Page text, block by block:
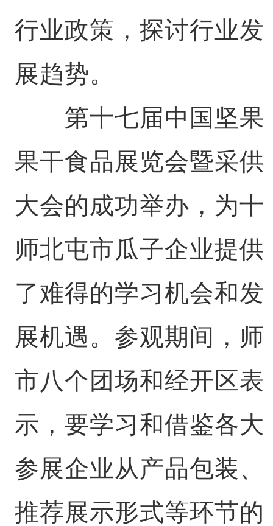
行业政策，探讨行业发
展趋势。
第十七届中国坚果
果干食品展览会暨采供
大会的成功举办，为十
师北屯市瓜子企业提供
了难得的学习机会和发
展机遇。参观期间，师
市八个团场和经开区表
示，要学习和借鉴各大
参展企业从产品包装、
推荐展示形式等环节的